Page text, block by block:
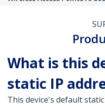
What is this
static IP
This device's default static